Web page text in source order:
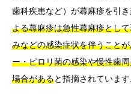
歯科疾患など）が蕁麻疹を引き
よる蕁麻疹は急性蕁麻疹とし
みなどの感染症状を伴うこと
ー・ピロリ菌の感染や慢性歯
場合があると指摘されています